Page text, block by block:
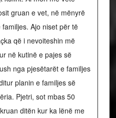
gruan e vet, në mënyrë
Ajo niset për të
që i nevoiteshin më
në kutinë e pajes së
nga pjesëtarët e familjes
planin e familjes së
Pjetri, sot mbas 50
ditën kur ka lënë me